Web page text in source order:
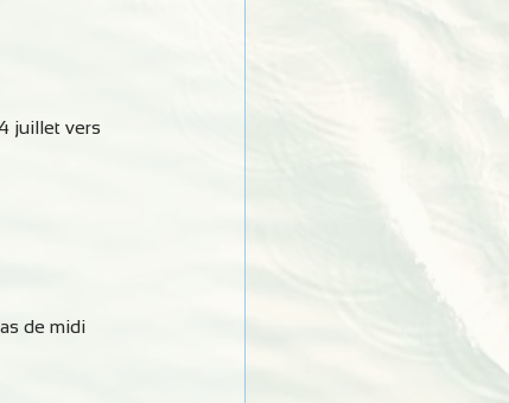
juillet vers
de midi